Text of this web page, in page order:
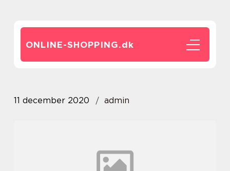
ONLINE-SHOPPING.dk
11 december 2020 admin